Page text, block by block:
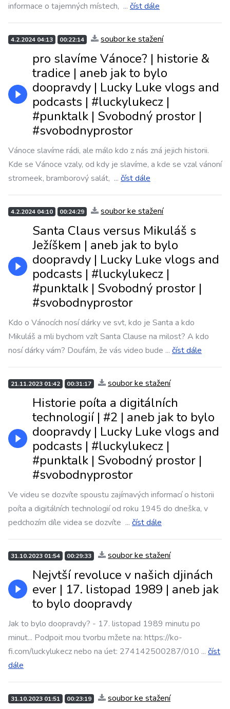
informace o tajemných místech, ... číst dále
4.2.2024 04:13 00:22:14 soubor ke stažení
pro slavíme Vánoce? | historie &
tradice | aneb jak to bylo
doopravdy | Lucky Luke vlogs and
podcasts | #luckylukecz |
#punktalk | Svobodný prostor |
#svobodnyprostor
Vánoce slavíme rádi, ale málo kdo z nás zná jejich historii.
Kde se Vánoce vzaly, od kdy je slavíme, a kde se vzal vánoní
stromeek, bramborový salát, ... číst dále
4.2.2024 04:10 00:24:29 soubor ke stažení
Santa Claus versus Mikuláš s
Ježíškem | aneb jak to bylo
doopravdy | Lucky Luke vlogs and
podcasts | #luckylukecz |
#punktalk | Svobodný prostor |
#svobodnyprostor
Kdo o Vánocích nosí dárky ve svt, kdo je Santa a kdo
Mikuláš a mli bychom vzít Santa Clause na milost? A kdo
nosí dárky vám? Doufám, že vás video bude ... číst dále
21.11.2023 01:42 00:31:17 soubor ke stažení
Historie poíta a digitálních
technologií | #2 | aneb jak to bylo
doopravdy | Lucky Luke vlogs and
podcasts | #luckylukecz |
#punktalk | Svobodný prostor |
#svobodnyprostor
Ve videu se dozvíte spoustu zajímavých informací o historii
poíta a digitálních technologií od roku 1945 do dneška, v
pedchozím díle videa se dozvíte ... číst dále
31.10.2023 01:54 00:29:33 soubor ke stažení
Nejvtší revoluce v našich djinách
ever | 17. listopad 1989 | aneb jak
to bylo doopravdy
Jak to bylo doopravdy? - 17. listopad 1989 minutu po
minut... Podpoit mou tvorbu mžete na: https://ko-
fi.com/luckylukecz nebo na úet: 274142500287/010 ... číst
dále
31.10.2023 01:51 00:23:19 soubor ke stažení